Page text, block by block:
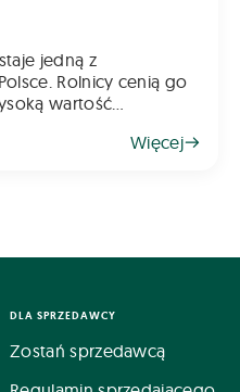
jedną z
Rolnicy cenią go
wartość
Aby jednak rzepak
Więcej
DLA SPRZEDAWCY
Zostań sprzedawcą